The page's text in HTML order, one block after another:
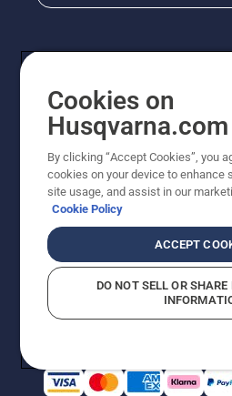
alle
unsere
Leidenschaft
für die
und für
Husqvarna.
von
unserem
Team
© Husqvarna AB (publ). Alle
den Preisangaben handelt es
Preisempfehlungen in Euro
Preisempfehlungen (inkl.
den direkten Kauf
Cookie-Richtlinie
Vermutete
Cookies on
Husqvarna.com
By clicking “Accept Cookies”, you
cookies on your device to enhance
site usage, and assist in our
Cookie Policy
ACCEPT
DO NOT SELL OR